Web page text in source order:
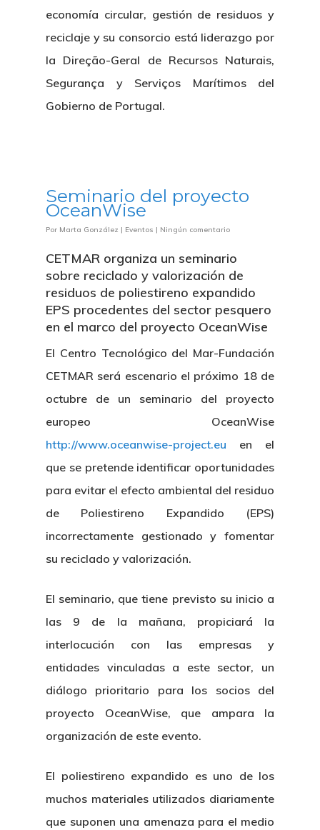
economía circular, gestión de residuos y
reciclaje y su consorcio está liderazgo por
la Direção-Geral de Recursos Naturais,
Segurança y Serviços Marítimos del
Gobierno de Portugal.
Seminario del proyecto
OceanWise
Por Marta González | Eventos | Ningún comentario
CETMAR organiza un seminario
sobre reciclado y valorización de
residuos de poliestireno expandido
EPS procedentes del sector pesquero
en el marco del proyecto OceanWise
El Centro Tecnológico del Mar-Fundación
CETMAR será escenario el próximo 18 de
octubre de un seminario del proyecto
europeo OceanWise
http://www.oceanwise-project.eu en el
que se pretende identificar oportunidades
para evitar el efecto ambiental del residuo
de Poliestireno Expandido (EPS)
incorrectamente gestionado y fomentar
su reciclado y valorización.
El seminario, que tiene previsto su inicio a
las 9 de la mañana, propiciará la
interlocución con las empresas y
entidades vinculadas a este sector, un
diálogo prioritario para los socios del
proyecto OceanWise, que ampara la
organización de este evento.
El poliestireno expandido es uno de los
muchos materiales utilizados diariamente
que suponen una amenaza para el medio